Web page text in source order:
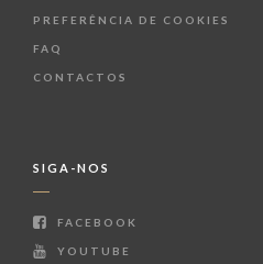
PREFERÊNCIA DE COOKIES
FAQ
CONTACTOS
SIGA-NOS
FACEBOOK
YOUTUBE